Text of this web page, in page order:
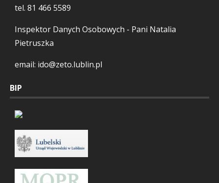
tel. 81 466 5589
Inspektor Danych Osobowych - Pani Natalia
Pietruszka
email: ido@zeto.lublin.pl
BIP